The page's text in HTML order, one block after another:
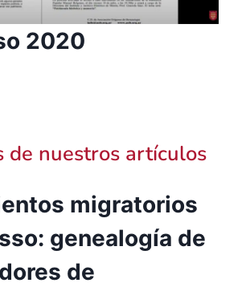
2020
de nuestros artículos
migratorios
genealogía de
de